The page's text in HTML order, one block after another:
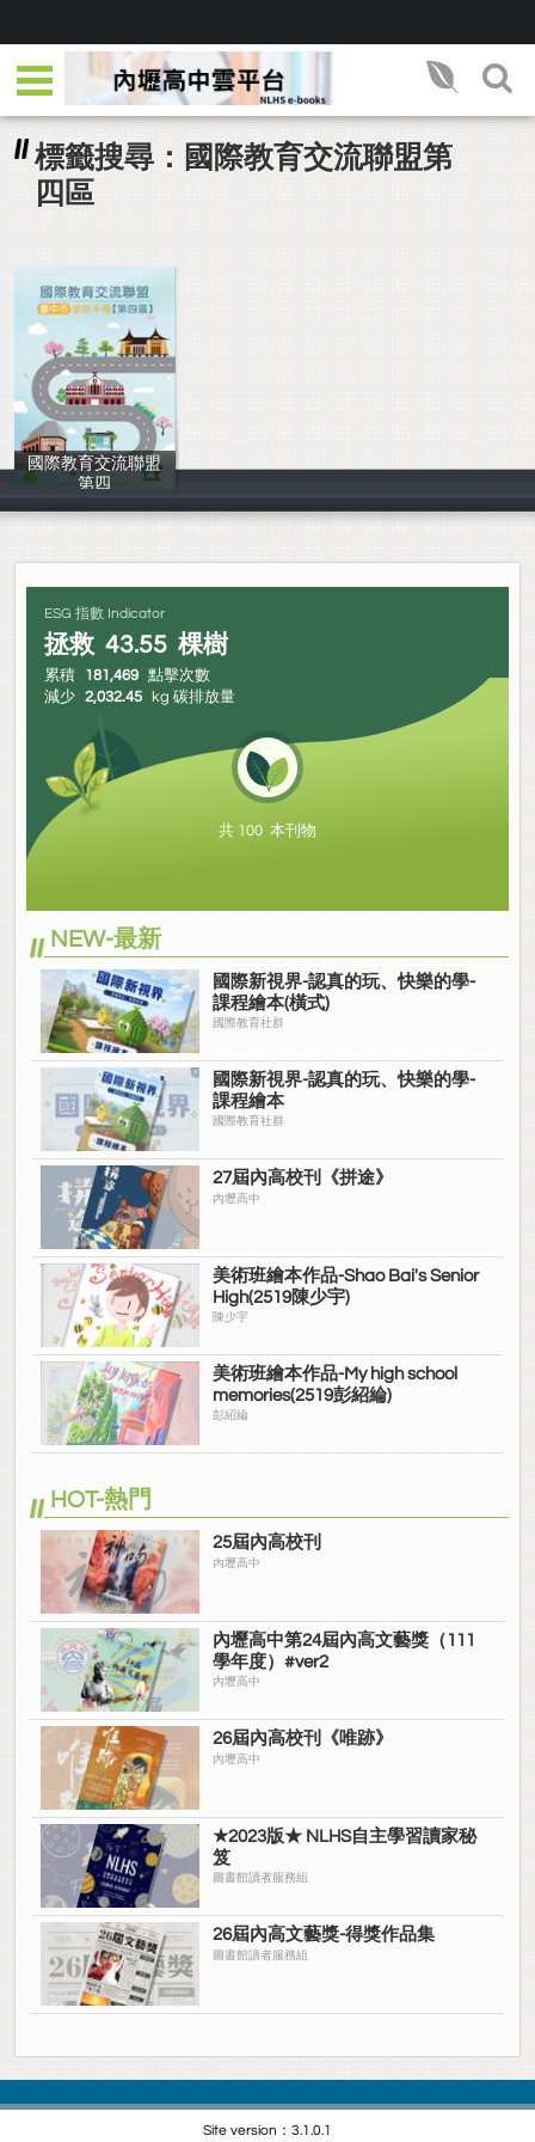
標籤搜尋：國際教育交流聯盟第
四區
國際教育交流聯盟
第四
惠文高中國際教
ESG 指數 Indicator
拯救 43.55 棵樹
累積 181,469 點擊次數
減少 2,032.45 kg 碳排放量
共 100 本刊物
NEW-最新
國際新視界-認真的玩、快樂的學-
課程繪本(橫式)
國際教育社群
國際新視界-認真的玩、快樂的學-
課程繪本
國際教育社群
27屆內高校刊《拼途》
內壢高中
美術班繪本作品-Shao Bai's Senior
High(2519陳少宇)
陳少宇
美術班繪本作品-My high school
memories(2519彭紹綸)
彭紹綸
HOT-熱門
25屆內高校刊
內壢高中
內壢高中第24屆內高文藝獎（111
學年度）#ver2
內壢高中
26屆內高校刊《唯跡》
內壢高中
★2023版★ NLHS自主學習讀家秘
笈
圖書館讀者服務組
26屆內高文藝獎-得獎作品集
圖書館讀者服務組
Site version：3.1.0.1